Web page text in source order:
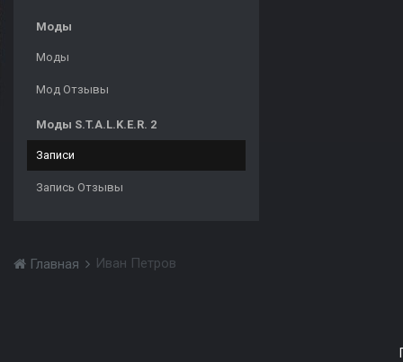
Моды
Моды
Мод Отзывы
Моды S.T.A.L.K.E.R. 2
Записи
Запись Отзывы
Главная Иван Петров